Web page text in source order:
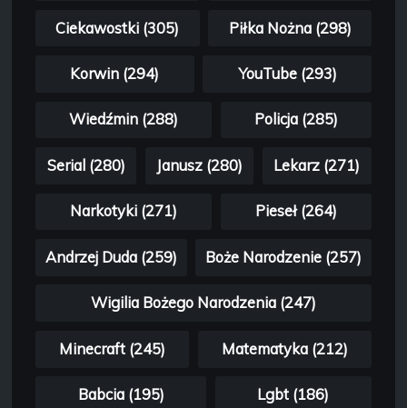
Ciekawostki (305) Piłka Nożna (298)
Korwin (294) YouTube (293)
Wiedźmin (288) Policja (285)
Serial (280) Janusz (280) Lekarz (271)
Narkotyki (271) Pieseł (264)
Andrzej Duda (259) Boże Narodzenie (257)
Wigilia Bożego Narodzenia (247)
Minecraft (245) Matematyka (212)
Babcia (195) Lgbt (186)